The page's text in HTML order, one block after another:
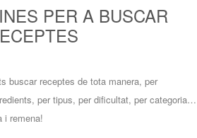
PER A BUSCAR
buscar receptes de tota manera, per
per tipus, per dificultat, per categoria…
i remena!